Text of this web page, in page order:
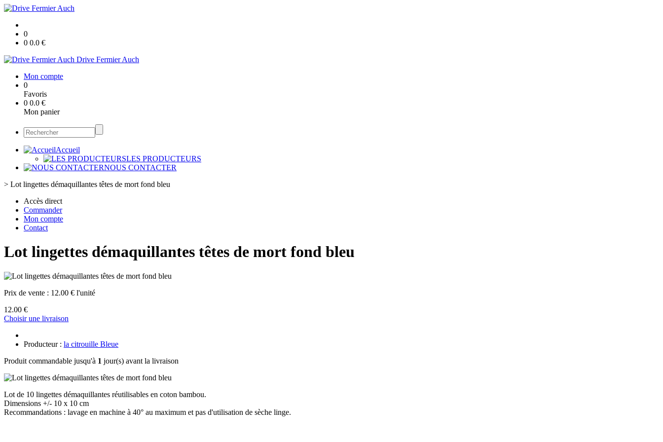
0
0 0.0 €
Drive Fermier Auch
Mon compte
0
Favoris
0 0.0 €
Mon panier
Accueil
LES PRODUCTEURS
NOUS CONTACTER
> Lot lingettes démaquillantes têtes de mort fond bleu
Accès direct
Commander
Mon compte
Contact
Lot lingettes démaquillantes têtes de mort fond bleu
Prix de vente : 12.00 € l'unité
12.00 €
Choisir une livraison
Producteur : la citrouille Bleue
Produit commandable jusqu'à 1 jour(s) avant la livraison
Lot de 10 lingettes démaquillantes réutilisables en coton bambou.
Dimensions +/- 10 x 10 cm
Recommandations : lavage en machine à 40° au maximum et pas d'utilisation de sèche linge.